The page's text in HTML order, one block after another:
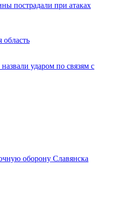
пострадали при атаках
область
ударом по связям с
оборону Славянска